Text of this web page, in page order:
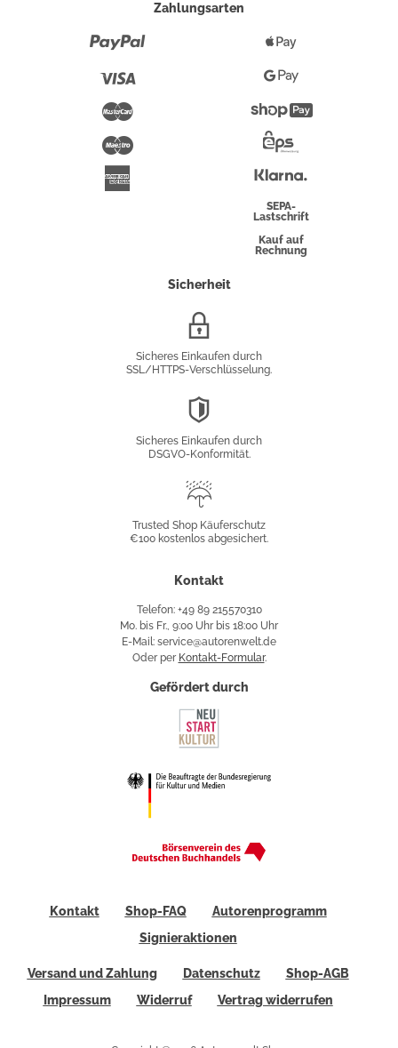
Zahlungsarten
Maestro
Pay
Google
Pay
Überweisung
SEPA-
Lastschrift
Kauf auf
Rechnung
Sicherheit
Sicheres Einkaufen durch
SSL/HTTPS-Verschlüsselung.
Sicheres Einkaufen durch
DSGVO-Konformität.
Käuferschutz
Trusted Shop Käuferschutz
€100 kostenlos abgesichert.
Kontakt
Telefon: +49 89 215570310
Mo. bis Fr., 9:00 Uhr bis 18:00 Uhr
E-Mail: service@autorenwelt.de
Oder per Kontakt-Formular.
Gefördert durch
Kontakt Shop-FAQ
Autorenprogramm
Signieraktionen
Versand und Zahlung Datenschutz
Shop-AGB
Impressum
Widerruf Vertrag widerrufen